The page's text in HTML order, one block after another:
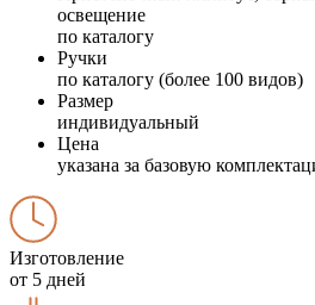
освещение
по каталогу
Ручки
по каталогу (более 100 видов)
Размер
индивидуальный
Цена
указана за базовую
Изготовление
от 5 дней